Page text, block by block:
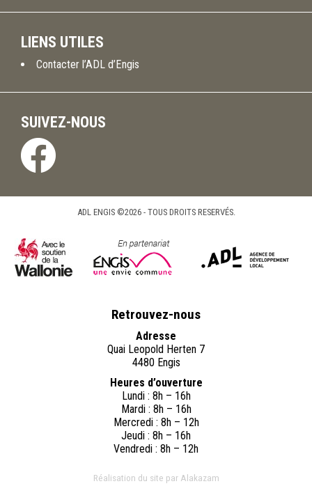
LIENS UTILES
Contacter l’ADL d’Engis
SUIVEZ-NOUS
ADL ENGIS ©2026 - TOUS DROITS RESERVÉS.
Retrouvez-nous
Adresse
Quai Leopold Herten 7
4480 Engis
Heures d’ouverture
Lundi : 8h – 16h
Mardi : 8h – 16h
Mercredi : 8h – 12h
Jeudi : 8h – 16h
Vendredi : 8h – 12h
Réalisation du site par Alakazam